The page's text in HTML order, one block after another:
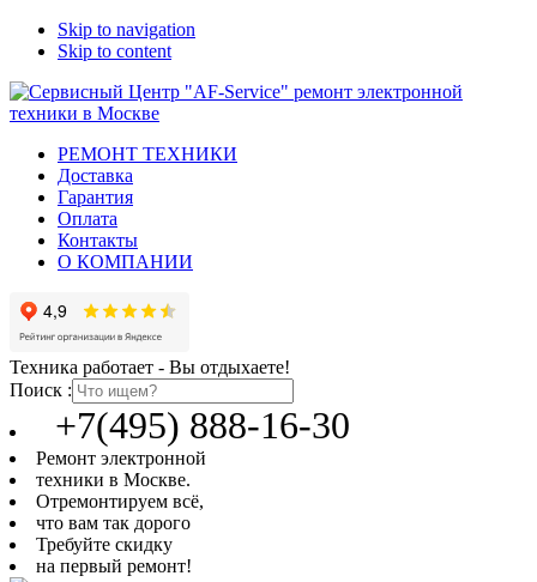
Skip to navigation
Skip to content
РЕМОНТ ТЕХНИКИ
Доставка
Гарантия
Оплата
Контакты
О КОМПАНИИ
Техника работает - Вы отдыхаете!
Поиск :
+7(495) 888-16-30
Ремонт электронной
техники в Москве.
Отремонтируем всё,
что вам так дорого
Требуйте скидку
на первый ремонт!